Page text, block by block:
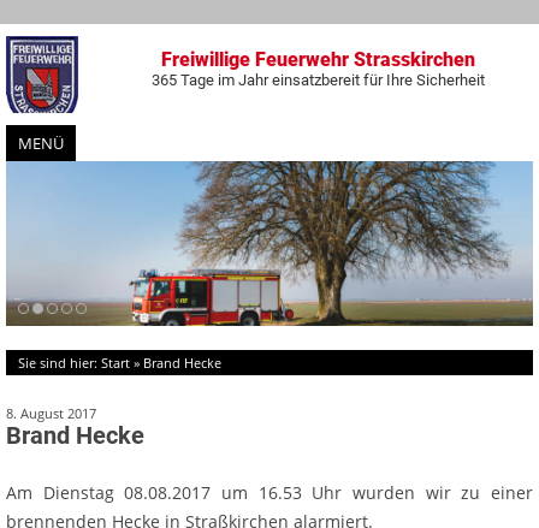
Freiwillige Feuerwehr Strasskirchen
365 Tage im Jahr einsatzbereit für Ihre Sicherheit
MENÜ
Zum
Inhalt
springen
Sie sind hier: Start » Brand Hecke
8. August 2017
Brand Hecke
Am Dienstag 08.08.2017 um 16.53 Uhr wurden wir zu einer
brennenden Hecke in Straßkirchen alarmiert.